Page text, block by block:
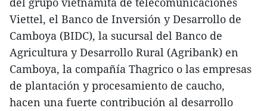
Viettel, el Banco de Inversión y Desarrollo de
Camboya (BIDC), la sucursal del Banco de
Agricultura y Desarrollo Rural (Agribank) en
Camboya, la compañía Thagrico o las empresas
de plantación y procesamiento de caucho,
hacen una fuerte contribución al desarrollo